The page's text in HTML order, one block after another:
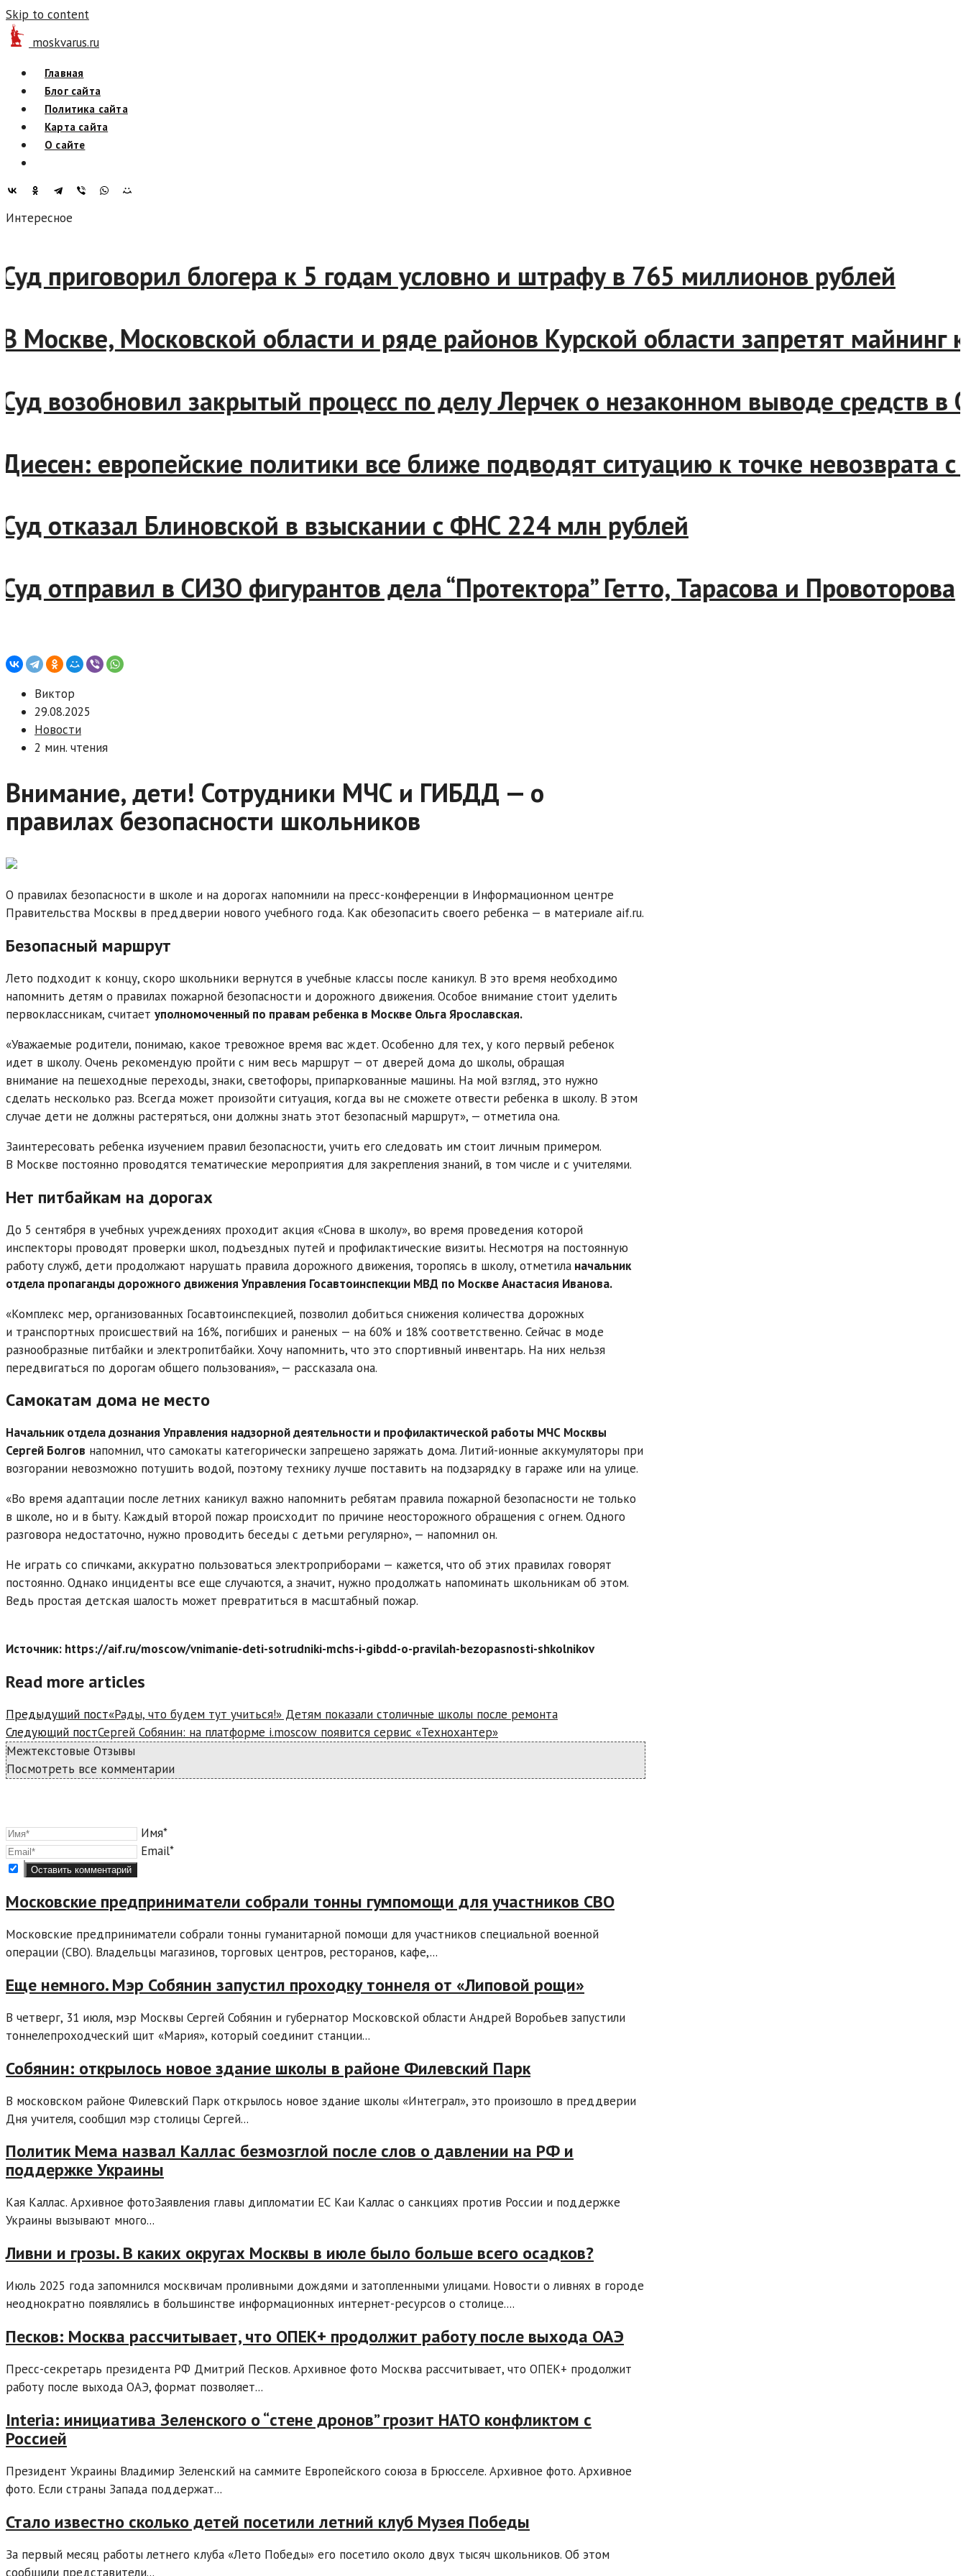
Skip to content
moskvarus.ru
Главная
Блог сайта
Политика сайта
Карта сайта
О сайте
Интересное
приговорил блогера к 5 годам условно и штрафу в 765 миллионов рублей
Московской области и ряде районов Курской области запретят майнинг
возобновил закрытый процесс по делу Лерчек о незаконном выводе средств в
европейские политики все ближе подводят ситуацию к точке невозврата с
отказал Блиновской в взыскании с ФНС 224 млн рублей
отправил в СИЗО фигурантов дела “Протектора” Гетто, Тарасова и Провоторова
Виктор
29.08.2025
Новости
2 мин. чтения
Внимание, дети! Сотрудники МЧС и ГИБДД — о
правилах безопасности школьников
О правилах безопасности в школе и на дорогах напомнили на пресс-конференции в Информационном центре
Правительства Москвы в преддверии нового учебного года. Как обезопасить своего ребенка — в материале aif.ru.
Безопасный маршрут
Лето подходит к концу, скоро школьники вернутся в учебные классы после каникул. В это время необходимо
напомнить детям о правилах пожарной безопасности и дорожного движения. Особое внимание стоит уделить
первоклассникам, считает уполномоченный по правам ребенка в Москве Ольга Ярославская.
«Уважаемые родители, понимаю, какое тревожное время вас ждет. Особенно для тех, у кого первый ребенок
идет в школу. Очень рекомендую пройти с ним весь маршрут — от дверей дома до школы, обращая
внимание на пешеходные переходы, знаки, светофоры, припаркованные машины. На мой взгляд, это нужно
сделать несколько раз. Всегда может произойти ситуация, когда вы не сможете отвести ребенка в школу. В этом
случае дети не должны растеряться, они должны знать этот безопасный маршрут», — отметила она.
Заинтересовать ребенка изучением правил безопасности, учить его следовать им стоит личным примером.
В Москве постоянно проводятся тематические мероприятия для закрепления знаний, в том числе и с учителями.
Нет питбайкам на дорогах
До 5 сентября в учебных учреждениях проходит акция «Снова в школу», во время проведения которой
инспекторы проводят проверки школ, подъездных путей и профилактические визиты. Несмотря на постоянную
работу служб, дети продолжают нарушать правила дорожного движения, торопясь в школу, отметила начальник
отдела пропаганды дорожного движения Управления Госавтоинспекции МВД по Москве Анастасия Иванова.
«Комплекс мер, организованных Госавтоинспекцией, позволил добиться снижения количества дорожных
и транспортных происшествий на 16%, погибших и раненых — на 60% и 18% соответственно. Сейчас в моде
разнообразные питбайки и электропитбайки. Хочу напомнить, что это спортивный инвентарь. На них нельзя
передвигаться по дорогам общего пользования», — рассказала она.
Самокатам дома не место
Начальник отдела дознания Управления надзорной деятельности и профилактической работы МЧС Москвы
Сергей Болгов напомнил, что самокаты категорически запрещено заряжать дома. Литий-ионные аккумуляторы при
возгорании невозможно потушить водой, поэтому технику лучше поставить на подзарядку в гараже или на улице.
«Во время адаптации после летних каникул важно напомнить ребятам правила пожарной безопасности не только
в школе, но и в быту. Каждый второй пожар происходит по причине неосторожного обращения с огнем. Одного
разговора недостаточно, нужно проводить беседы с детьми регулярно», — напомнил он.
Не играть со спичками, аккуратно пользоваться электроприборами — кажется, что об этих правилах говорят
постоянно. Однако инциденты все еще случаются, а значит, нужно продолжать напоминать школьникам об этом.
Ведь простая детская шалость может превратиться в масштабный пожар.
Источник: https://aif.ru/moscow/vnimanie-deti-sotrudniki-mchs-i-gibdd-o-pravilah-bezopasnosti-shkolnikov
Read more articles
Предыдущий пост«Рады, что будем тут учиться!» Детям показали столичные школы после ремонта
Следующий постСергей Собянин: на платформе i.moscow появится сервис «Технохантер»
Межтекстовые Отзывы
Посмотреть все комментарии
Имя*
Email*
Московские предприниматели собрали тонны гумпомощи для участников СВО
Московские предприниматели собрали тонны гуманитарной помощи для участников специальной военной
операции (СВО). Владельцы магазинов, торговых центров, ресторанов, кафе,...
Еще немного. Мэр Собянин запустил проходку тоннеля от «Липовой рощи»
В четверг, 31 июля, мэр Москвы Сергей Собянин и губернатор Московской области Андрей Воробьев запустили
тоннелепроходческий щит «Мария», который соединит станции...
Собянин: открылось новое здание школы в районе Филевский Парк
В московском районе Филевский Парк открылось новое здание школы «Интеграл», это произошло в преддверии
Дня учителя, сообщил мэр столицы Сергей...
Политик Мема назвал Каллас безмозглой после слов о давлении на РФ и
поддержке Украины
Кая Каллас. Архивное фотоЗаявления главы дипломатии ЕС Каи Каллас о санкциях против России и поддержке
Украины вызывают много...
Ливни и грозы. В каких округах Москвы в июле было больше всего осадков?
Июль 2025 года запомнился москвичам проливными дождями и затопленными улицами. Новости о ливнях в городе
неоднократно появлялись в большинстве информационных интернет-ресурсов о столице....
Песков: Москва рассчитывает, что ОПЕК+ продолжит работу после выхода ОАЭ
Пресс-секретарь президента РФ Дмитрий Песков. Архивное фото Москва рассчитывает, что ОПЕК+ продолжит
работу после выхода ОАЭ, формат позволяет...
Interia: инициатива Зеленского о “стене дронов” грозит НАТО конфликтом с
Россией
Президент Украины Владимир Зеленский на саммите Европейского союза в Брюсселе. Архивное фото. Архивное
фото. Если страны Запада поддержат...
Стало известно сколько детей посетили летний клуб Музея Победы
За первый месяц работы летнего клуба «Лето Победы» его посетило около двух тысяч школьников. Об этом
сообщили представители...